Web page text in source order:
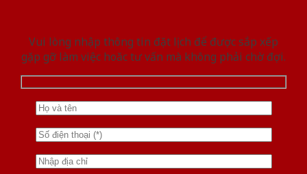
Vui lòng nhập thông tin đặt lịch để được sắp xếp
gặp gỡ làm việc hoăc tư vấn mà không phải chờ đợi.